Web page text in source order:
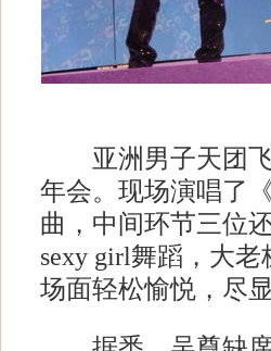
亚洲男子天团飞
年会。现场演唱了
曲，中间环节三位
sexy girl舞蹈，大
场面轻松愉悦，尽